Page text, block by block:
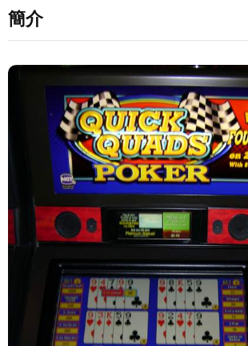
簡介